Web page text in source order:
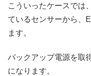
こういったケースでは
ているセンサーから、
ます。
バックアップ電源を取
になります。